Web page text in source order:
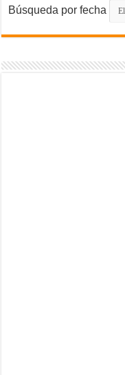
Búsqueda por fecha